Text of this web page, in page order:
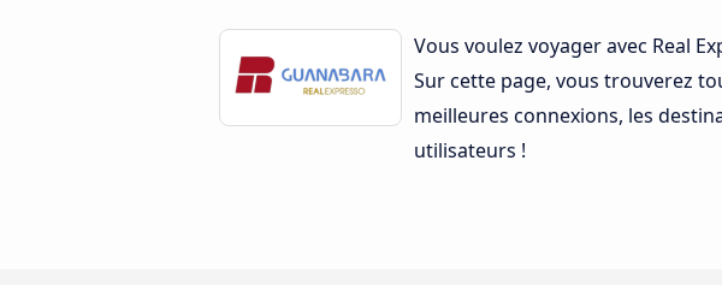
Vous voulez voyager avec Real
Sur cette page, vous trouverez
meilleures connexions, les
utilisateurs !